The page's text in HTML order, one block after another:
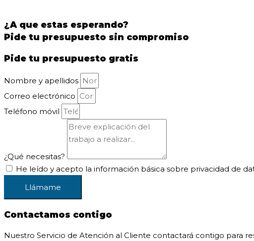
¿A que estas esperando?
Pide tu presupuesto sin compromiso
Pide tu presupuesto gratis
Nombre y apellidos
Correo electrónico
Teléfono móvil
¿Qué necesitas?
He leído y acepto la información básica sobre privacidad de
Llámame
Contactamos contigo
Nuestro Servicio de Atención al Cliente contactará contigo para